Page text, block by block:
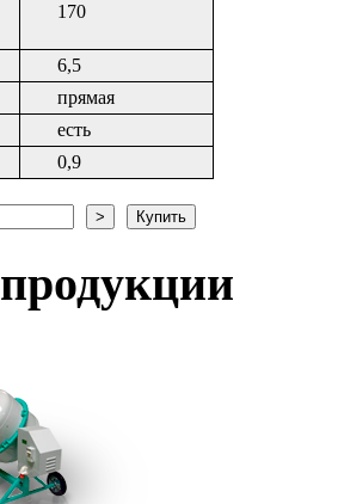
170
6,5
прямая
есть
0,9
продукции